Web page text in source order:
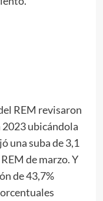
REM revisaron
ubicándola
una suba de 3,1
de marzo. Y
de 43,7%